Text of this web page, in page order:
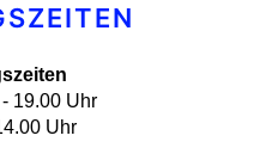
- 19.00 Uhr
Uhr